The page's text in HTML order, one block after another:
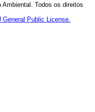
Todos os direitos
General Public License.